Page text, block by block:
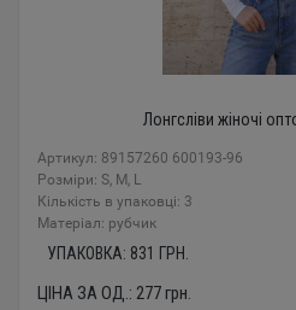
Лонгсліви жіночі
Артикул: 89157260 600193-96
Розміри: S, M, L
Кількість в упаковці: 3
Mатеріал: рубчик
УПАКОВКА: 831 ГРН.
ЦІНА ЗА ОД.: 277грн.